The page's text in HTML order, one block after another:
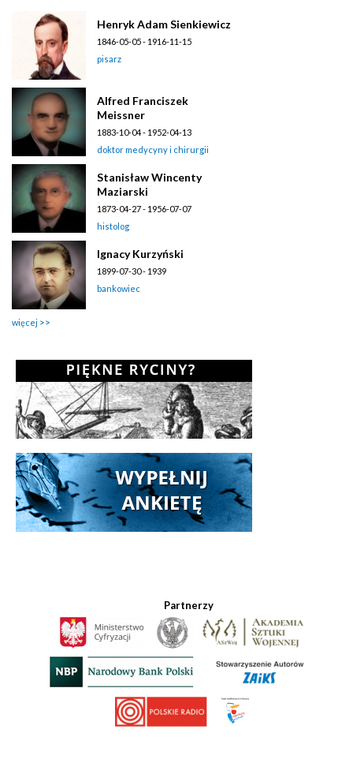
Henryk Adam Sienkiewicz
1846-05-05 - 1916-11-15
pisarz
Alfred Franciszek
Meissner
1883-10-04 - 1952-04-13
doktor medycyny i chirurgii
Stanisław Wincenty
Maziarski
1873-04-27 - 1956-07-07
histolog
Ignacy Kurzyński
1899-07-30 - 1939
bankowiec
więcej
Partnerzy